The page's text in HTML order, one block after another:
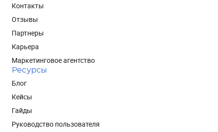
Контакты
Отзывы
Партнеры
Карьера
Маркетинговое агентство
Ресурсы
Блог
Кейсы
Гайды
Руководство пользователя